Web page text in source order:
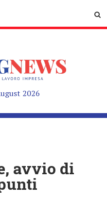
2026
avvio di